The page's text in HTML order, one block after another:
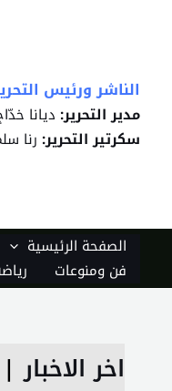
الناشر ورئيس
مدير التحرير: ديانا
سكرتير التحرير: رنا
الصفحة الرئيسية
فن ومنوعات
اخر الاخبار|